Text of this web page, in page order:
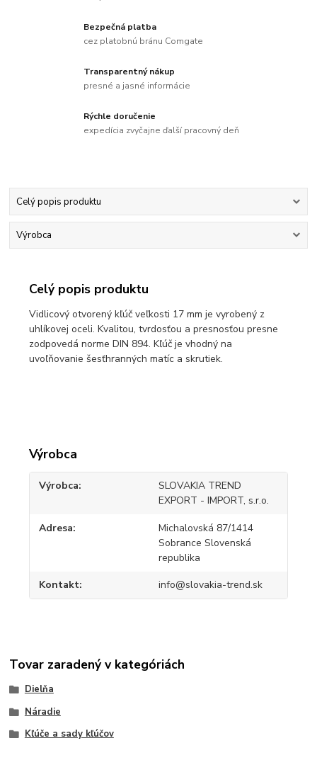
Bezpečná platba
cez platobnú bránu Comgate
Transparentný nákup
presné a jasné informácie
Rýchle doručenie
expedícia zvyčajne ďalší pracovný deň
Celý popis produktu
Výrobca
Celý popis produktu
Vidlicový otvorený kľúč veľkosti 17 mm je vyrobený z
uhlíkovej oceli. Kvalitou, tvrdosťou a presnosťou presne
zodpovedá norme DIN 894. Kľúč je vhodný na
uvoľňovanie šesťhranných matíc a skrutiek.
Výrobca
Výrobca
SLOVAKIA TREND
EXPORT - IMPORT, s.r.o.
Adresa
Michalovská 87/1414
Sobrance Slovenská
republika
Kontakt info@slovakia-trend.sk
Tovar zaradený v kategóriách
Dielňa
Náradie
Kľúče a sady kľúčov